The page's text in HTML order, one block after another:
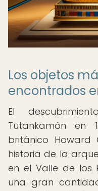
Los objetos
encontrados
El
Tutankamón en
británico
historia de la
en el Valle de los
una gran